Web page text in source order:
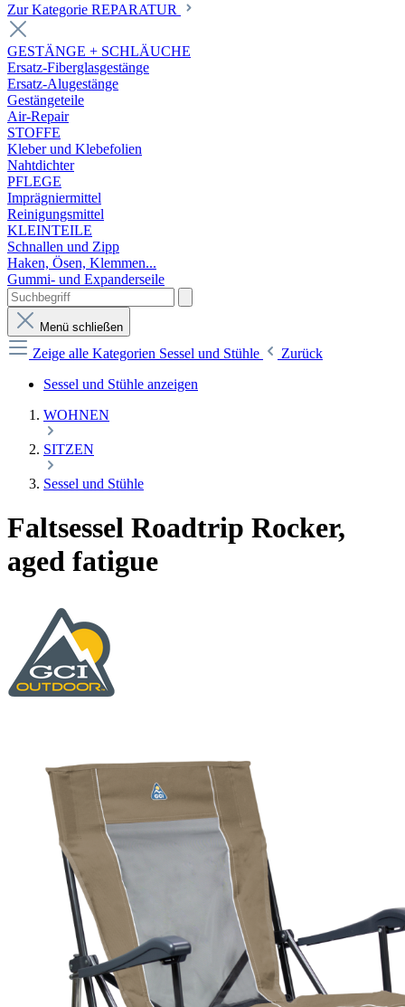
Zur Kategorie REPARATUR
GESTÄNGE + SCHLÄUCHE
Ersatz-Fiberglasgestänge
Ersatz-Alugestänge
Gestängeteile
Air-Repair
STOFFE
Kleber und Klebefolien
Nahtdichter
PFLEGE
Imprägniermittel
Reinigungsmittel
KLEINTEILE
Schnallen und Zipp
Haken, Ösen, Klemmen...
Gummi- und Expanderseile
Menü schließen
Zeige alle Kategorien Sessel und Stühle
Zurück
Sessel und Stühle anzeigen
WOHNEN
SITZEN
Sessel und Stühle
Faltsessel Roadtrip Rocker,
aged fatigue